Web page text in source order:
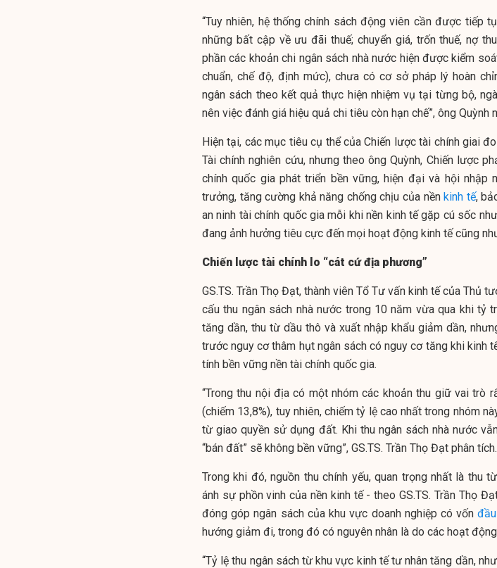
“Tuy nhiên, hệ thống chính sách động viên cần được tiếp
những bất cập về ưu đãi thuế; chuyển giá, trốn thuế, nợ
phần các khoản chi ngân sách nhà nước hiện được kiểm
chuẩn, chế độ, định mức), chưa có cơ sở pháp lý hoàn
ngân sách theo kết quả thực hiện nhiệm vụ tại từng bộ,
nên việc đánh giá hiệu quả chi tiêu còn hạn chế”, ông Quỳnh
Hiện tại, các mục tiêu cụ thể của Chiến lược tài chính giai
Tài chính nghiên cứu, nhưng theo ông Quỳnh, Chiến lược
chính quốc gia phát triển bền vững, hiện đại và hội nhập
trưởng, tăng cường khả năng chống chịu của nềnkinh tế,
an ninh tài chính quốc gia mỗi khi nền kinh tế gặp cú sốc
đang ảnh hưởng tiêu cực đến mọi hoạt động kinh tế cũng
Chiến lược tài chính lo “cát cứ địa phương”
GS.TS. Trần Thọ Đạt, thành viên Tổ Tư vấn kinh tế của Thủ
cấu thu ngân sách nhà nước trong 10 năm vừa qua khi tỷ
tăng dần, thu từ dầu thô và xuất nhập khẩu giảm dần,
trước nguy cơ thâm hụt ngân sách có nguy cơ tăng khi kinh
tính bền vững nền tài chính quốc gia.
“Trong thu nội địa có một nhóm các khoản thu giữ vai trò
(chiếm 13,8%), tuy nhiên, chiếm tỷ lệ cao nhất trong nhóm
từ giao quyền sử dụng đất. Khi thu ngân sách nhà nước
“bán đất” sẽ không bền vững”, GS.TS. Trần Thọ Đạt phân tích.
Trong khi đó, nguồn thu chính yếu, quan trọng nhất là thu
ánh sự phồn vinh của nền kinh tế - theoGS.TS. Trần Thọ
đóng góp ngân sách của khu vực doanh nghiệp có vốn
hướng giảm đi, trong đó có nguyên nhân là do các hoạt
“Tỷ lệ thu ngân sách từ khu vực kinh tế tư nhân tăng dần,